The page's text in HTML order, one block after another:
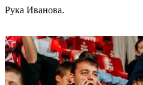
Рука Иванова.